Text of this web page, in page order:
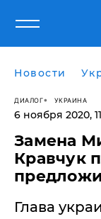
Новости
ДИАЛОГ УКРАИНА
6 ноября 2020,
Замена
Кравчук
Глава